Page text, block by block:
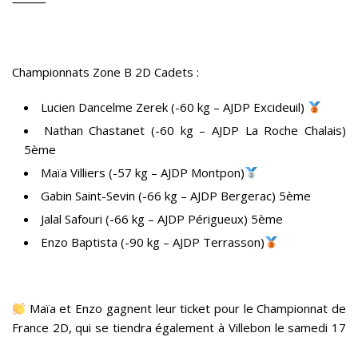
Championnats Zone B 2D Cadets :
Lucien Dancelme Zerek (-60 kg – AJDP Excideuil)
Nathan Chastanet (-60 kg – AJDP La Roche Chalais)
5ème
Maïa Villiers (-57 kg – AJDP Montpon)
Gabin Saint-Sevin (-66 kg – AJDP Bergerac) 5ème
Jalal Safouri (-66 kg – AJDP Périgueux) 5ème
Enzo Baptista (-90 kg – AJDP Terrasson)
Maïa et Enzo gagnent leur ticket pour le Championnat de
France 2D, qui se tiendra également à Villebon le samedi 17